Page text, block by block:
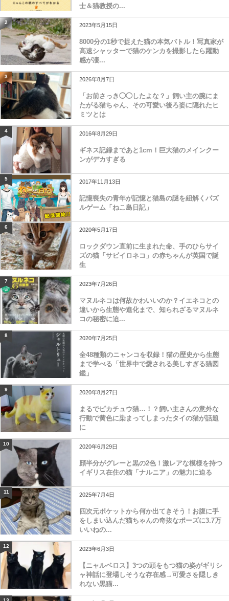
士＆猫教授の...
2 2023年5月15日
8000分の1秒で捉えた猫の本気バトル！写真家が
高速シャッターで猫のケンカを撮影したら躍動
感が凄...
3 2026年8月7日
「お前さっき◯◯したよな？」飼い主の腕にま
たがる猫ちゃん、その可愛い後ろ姿に隠れたヒ
ミツとは
4 2016年8月29日
ギネス記録まであと1cm！巨大猫のメインクー
ンがデカすぎる
5 2017年11月13日
記憶喪失の青年が記憶と猫島の謎を紐解くパズ
ルゲーム「ねこ島日記」
6 2020年5月17日
ロックダウン直前に生まれた命、手のひらサイ
ズの猫「サビイロネコ」の赤ちゃんが英国で誕
生
7 2023年7月26日
マヌルネコは何故かわいいのか？イエネコとの
違いから生態や進化まで、知られざるマヌルネ
コの秘密に迫...
8 2020年7月25日
全48種類のニャンコを収録！猫の歴史から生態
まで学べる「世界中で愛される美しすぎる猫図
鑑」
9 2020年8月27日
まるでピカチュウ猫…！？飼い主さんの意外な
行動で黄色に染まってしまったタイの猫が話題
に
10 2020年6月29日
顔半分がグレーと黒の2色！激レアな模様を持つ
イギリス在住の猫「ナルニア」の魅力に迫る
11 2025年7月4日
四次元ポケットから何か出てきそう！お腹に手
をしまい込んだ猫ちゃんの奇抜なポーズに3.7万
いいねの...
12 2023年6月3日
【ニャルベロス】3つの頭をもつ猫の姿がギリシ
ャ神話に登場しそうな存在感→可愛さを隠しき
れない黒猫...